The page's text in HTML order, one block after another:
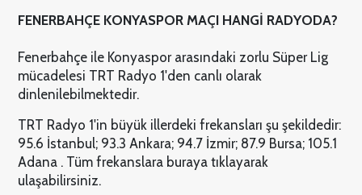
FENERBAHÇE KONYASPOR MAÇI HANGİ RADYODA?
Fenerbahçe ile Konyaspor arasındaki zorlu Süper Lig
mücadelesi TRT Radyo 1'den canlı olarak
dinlenilebilmektedir.
TRT Radyo 1'in büyük illerdeki frekansları şu şekildedir:
95.6 İstanbul; 93.3 Ankara; 94.7 İzmir; 87.9 Bursa; 105.1
Adana . Tüm frekanslara buraya tıklayarak
ulaşabilirsiniz.